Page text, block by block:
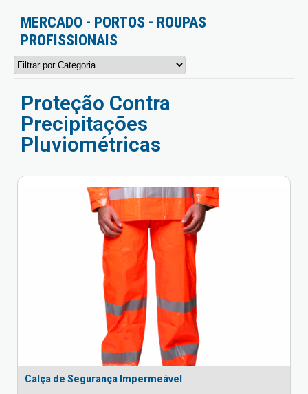
MERCADO - PORTOS - ROUPAS
PROFISSIONAIS
Proteção Contra
Precipitações
Pluviométricas
Calça de Segurança Impermeável